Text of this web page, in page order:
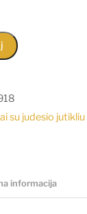
su judesio jutikliu
informacija